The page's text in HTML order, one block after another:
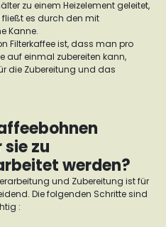
zu einem Heizelement geleitet,
fließt es durch den mit
Kanne.
Filterkaffee ist, dass man pro
auf einmal zubereiten kann,
die Zubereitung und das
zu
werden?
und Zubereitung ist für
Die folgenden Schritte sind
: